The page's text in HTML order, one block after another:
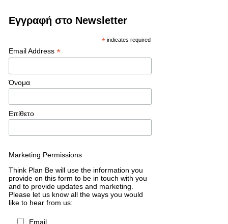
Εγγραφή στο Newsletter
* indicates required
Email Address *
Όνομα
Επίθετο
Marketing Permissions
Think Plan Be will use the information you
provide on this form to be in touch with you
and to provide updates and marketing.
Please let us know all the ways you would
like to hear from us:
Email